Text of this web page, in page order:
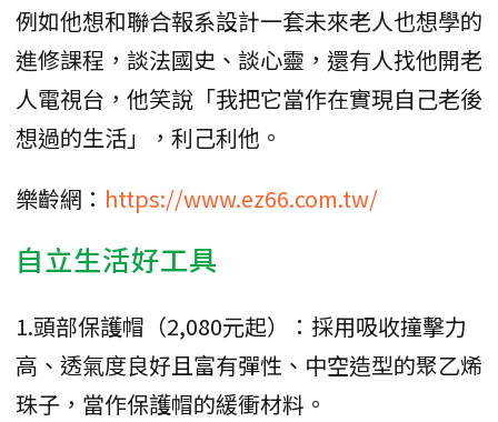
例如他想和聯合報系設計一套未來老人也想學的
進修課程，談法國史、談心靈，還有人找他開老
人電視台，他笑說「我把它當作在實現自己老後
想過的生活」，利己利他。
樂齡網： https://www.ez66.com.tw/
自立生活好工具
1.頭部保護帽（2,080元起）：採用吸收撞擊力
高、透氣度良好且富有彈性、中空造型的聚乙烯
珠子，當作保護帽的緩衝材料。